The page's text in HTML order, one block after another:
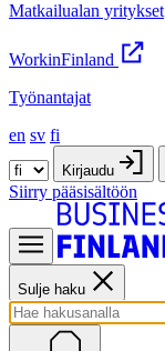
Matkailualan yritykset
WorkinFinland
Työnantajat
en sv fi
Kirjaudu
Siirry pääsisältöön
Sulje haku